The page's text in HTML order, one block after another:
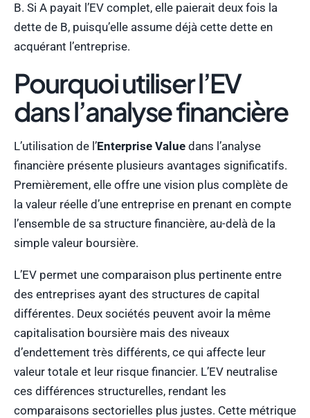
B. Si A payait l’EV complet, elle paierait deux fois la
dette de B, puisqu’elle assume déjà cette dette en
acquérant l’entreprise.
Pourquoi utiliser l’EV
dans l’analyse financière
L’utilisation de l’Enterprise Value dans l’analyse
financière présente plusieurs avantages significatifs.
Premièrement, elle offre une vision plus complète de
la valeur réelle d’une entreprise en prenant en compte
l’ensemble de sa structure financière, au-delà de la
simple valeur boursière.
L’EV permet une comparaison plus pertinente entre
des entreprises ayant des structures de capital
différentes. Deux sociétés peuvent avoir la même
capitalisation boursière mais des niveaux
d’endettement très différents, ce qui affecte leur
valeur totale et leur risque financier. L’EV neutralise
ces différences structurelles, rendant les
comparaisons sectorielles plus justes. Cette métrique